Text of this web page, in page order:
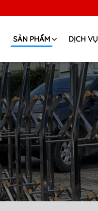
SẢN PHẨM DỊCH VỤ